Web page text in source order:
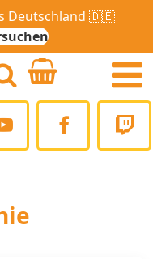
Deutschland 🇩🇪